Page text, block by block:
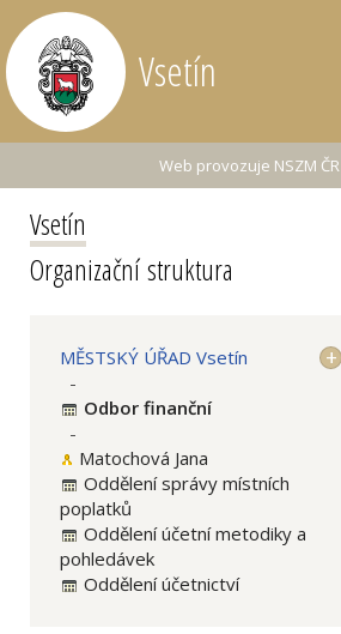
Vsetín
Web provozuje NSZM ČR
Vsetín
Organizační struktura
MĚSTSKÝ ÚŘAD Vsetín
-
Odbor finanční
-
Matochová Jana
Oddělení správy místních
poplatků
Oddělení účetní metodiky a
pohledávek
Oddělení účetnictví